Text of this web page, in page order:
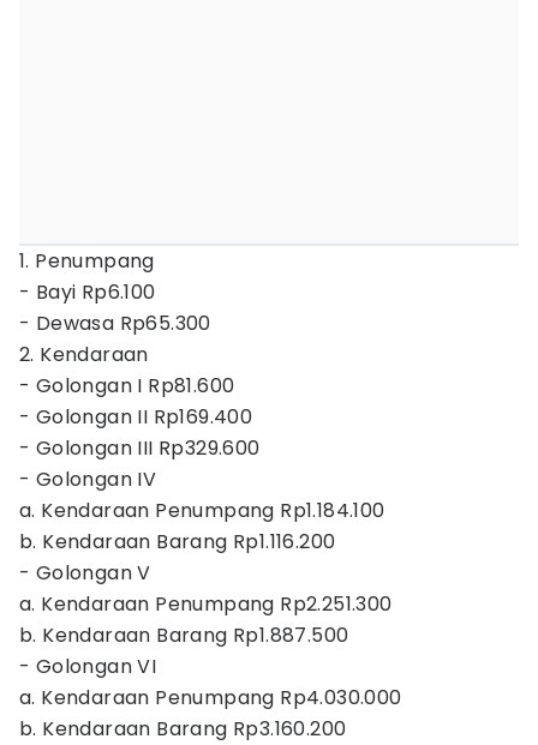
1. Penumpang
- Bayi Rp6.100
- Dewasa Rp65.300
2. Kendaraan
- Golongan I Rp81.600
- Golongan II Rp169.400
- Golongan III Rp329.600
- Golongan IV
a. Kendaraan Penumpang Rp1.184.100
b. Kendaraan Barang Rp1.116.200
- Golongan V
a. Kendaraan Penumpang Rp2.251.300
b. Kendaraan Barang Rp1.887.500
- Golongan VI
a. Kendaraan Penumpang Rp4.030.000
b. Kendaraan Barang Rp3.160.200